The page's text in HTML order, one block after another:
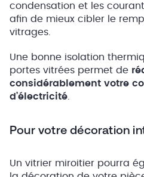
condensation et les
afin de mieux cibler le
vitrages.
Une bonne isolation
portes vitrées permet de
considérablement votre
d’électricité
Pour votre décoration
Un vitrier miroitier pourra